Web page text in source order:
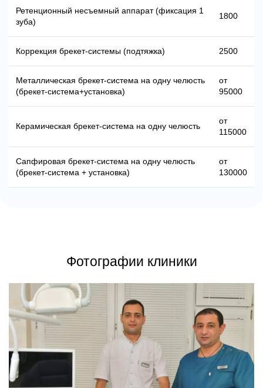
Ретенционный несъемный аппарат (фиксация 1
зуба)
1800
Коррекция брекет-системы (подтяжка) 2500
Металлическая брекет-система на одну челюсть
(брекет-система+установка)
от
95000
Керамическая брекет-система на одну челюсть
от
115000
Сапфировая брекет-система на одну челюсть
(брекет-система + установка)
от
130000
Фотографии клиники